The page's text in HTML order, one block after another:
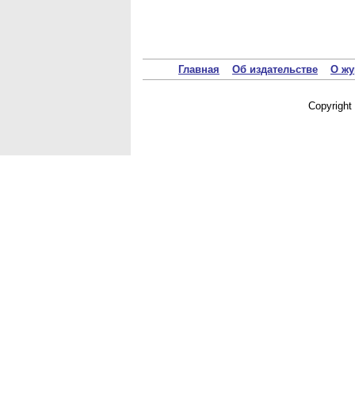
Главная Об издательстве О